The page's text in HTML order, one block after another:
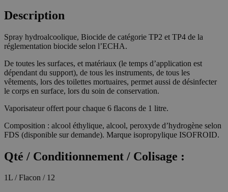
Description
Spray hydroalcoolique, Biocide de catégorie TP2 et TP4 de la
réglementation biocide selon l’ECHA.
De toutes les surfaces, et matériaux (le temps d’application est
dépendant du support), de tous les instruments, de tous les
vêtements, lors des toilettes mortuaires, permet aussi de désinfecter
le corps en surface, lors du soin de conservation.
Vaporisateur offert pour chaque 6 flacons de 1 litre.
Composition : alcool éthylique, alcool, peroxyde d’hydrogène selon
FDS (disponible sur demande). Marque isopropylique ISOFROID.
Qté / Conditionnement / Colisage :
1L / Flacon / 12